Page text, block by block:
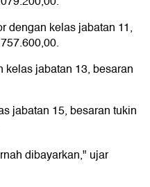
dengan kelas jabatan 11,
kelas jabatan 13, besaran
jabatan 15, besaran tukin
dibayarkan," ujar